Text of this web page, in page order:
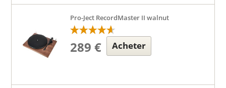
Pro-Ject RecordMaster II walnut
289 € Acheter